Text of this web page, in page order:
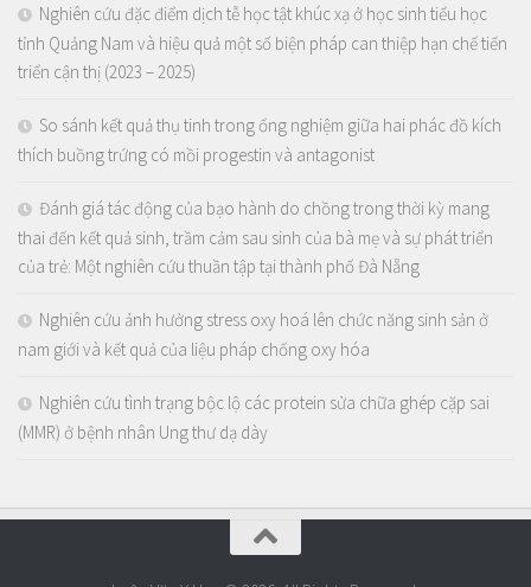
Nghiên cứu đặc điểm dịch tễ học tật khúc xạ ở học sinh tiểu học
tỉnh Quảng Nam và hiệu quả một số biện pháp can thiệp hạn chế tiến
triển cận thị (2023 – 2025)
So sánh kết quả thụ tinh trong ống nghiệm giữa hai phác đồ kích
thích buồng trứng có mồi progestin và antagonist
Đánh giá tác động của bạo hành do chồng trong thời kỳ mang
thai đến kết quả sinh, trầm cảm sau sinh của bà mẹ và sự phát triển
của trẻ: Một nghiên cứu thuần tập tại thành phố Đà Nẵng
Nghiên cứu ảnh hưởng stress oxy hoá lên chức năng sinh sản ở
nam giới và kết quả của liệu pháp chống oxy hóa
Nghiên cứu tình trạng bộc lộ các protein sửa chữa ghép cặp sai
(MMR) ở bệnh nhân Ung thư dạ dày